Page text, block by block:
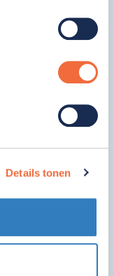
Details tonen